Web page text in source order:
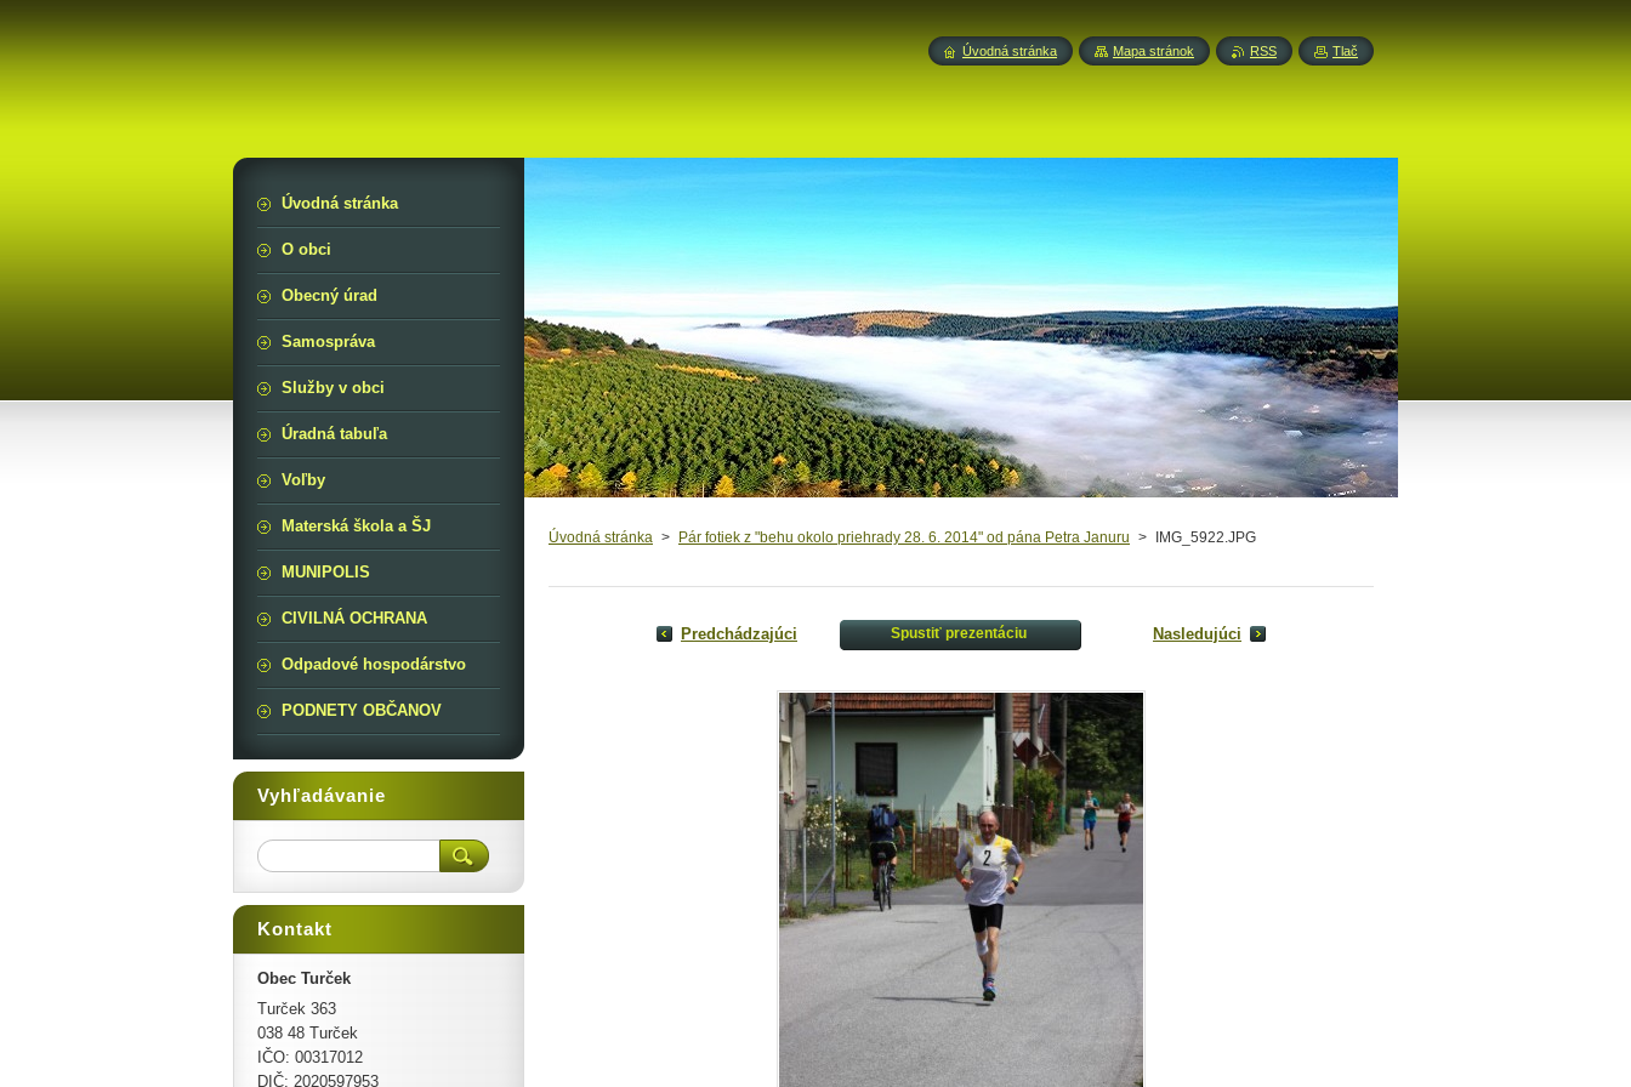
Úvodná stránka > Pár fotiek z "behu okolo priehrady 28. 6. 2014" od pána Petra Januru > IMG_5922.JPG
Predchádzajúci Spustiť prezentáciu Nasledujúci
Úvodná stránka
O obci
Obecný úrad
Samospráva
Služby v obci
Úradná tabuľa
Voľby
Materská škola a ŠJ
MUNIPOLIS
CIVILNÁ OCHRANA
Odpadové hospodárstvo
PODNETY OBČANOV
Vyhľadávanie
Kontakt
Obec Turček
Turček 363
038 48 Turček
IČO: 00317012
DIČ: 2020597953
Úvodná stránka Mapa stránok RSS Tlač